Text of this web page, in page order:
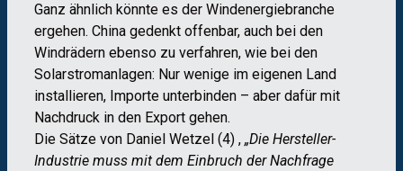
Ganz ähnlich könnte es der Windenergiebranche
ergehen. China gedenkt offenbar, auch bei den
Windrädern ebenso zu verfahren, wie bei den
Solarstromanlagen: Nur wenige im eigenen Land
installieren, Importe unterbinden – aber dafür mit
Nachdruck in den Export gehen.
Die Sätze von Daniel Wetzel (4) , „Die Hersteller-
Industrie muss mit dem Einbruch der Nachfrage